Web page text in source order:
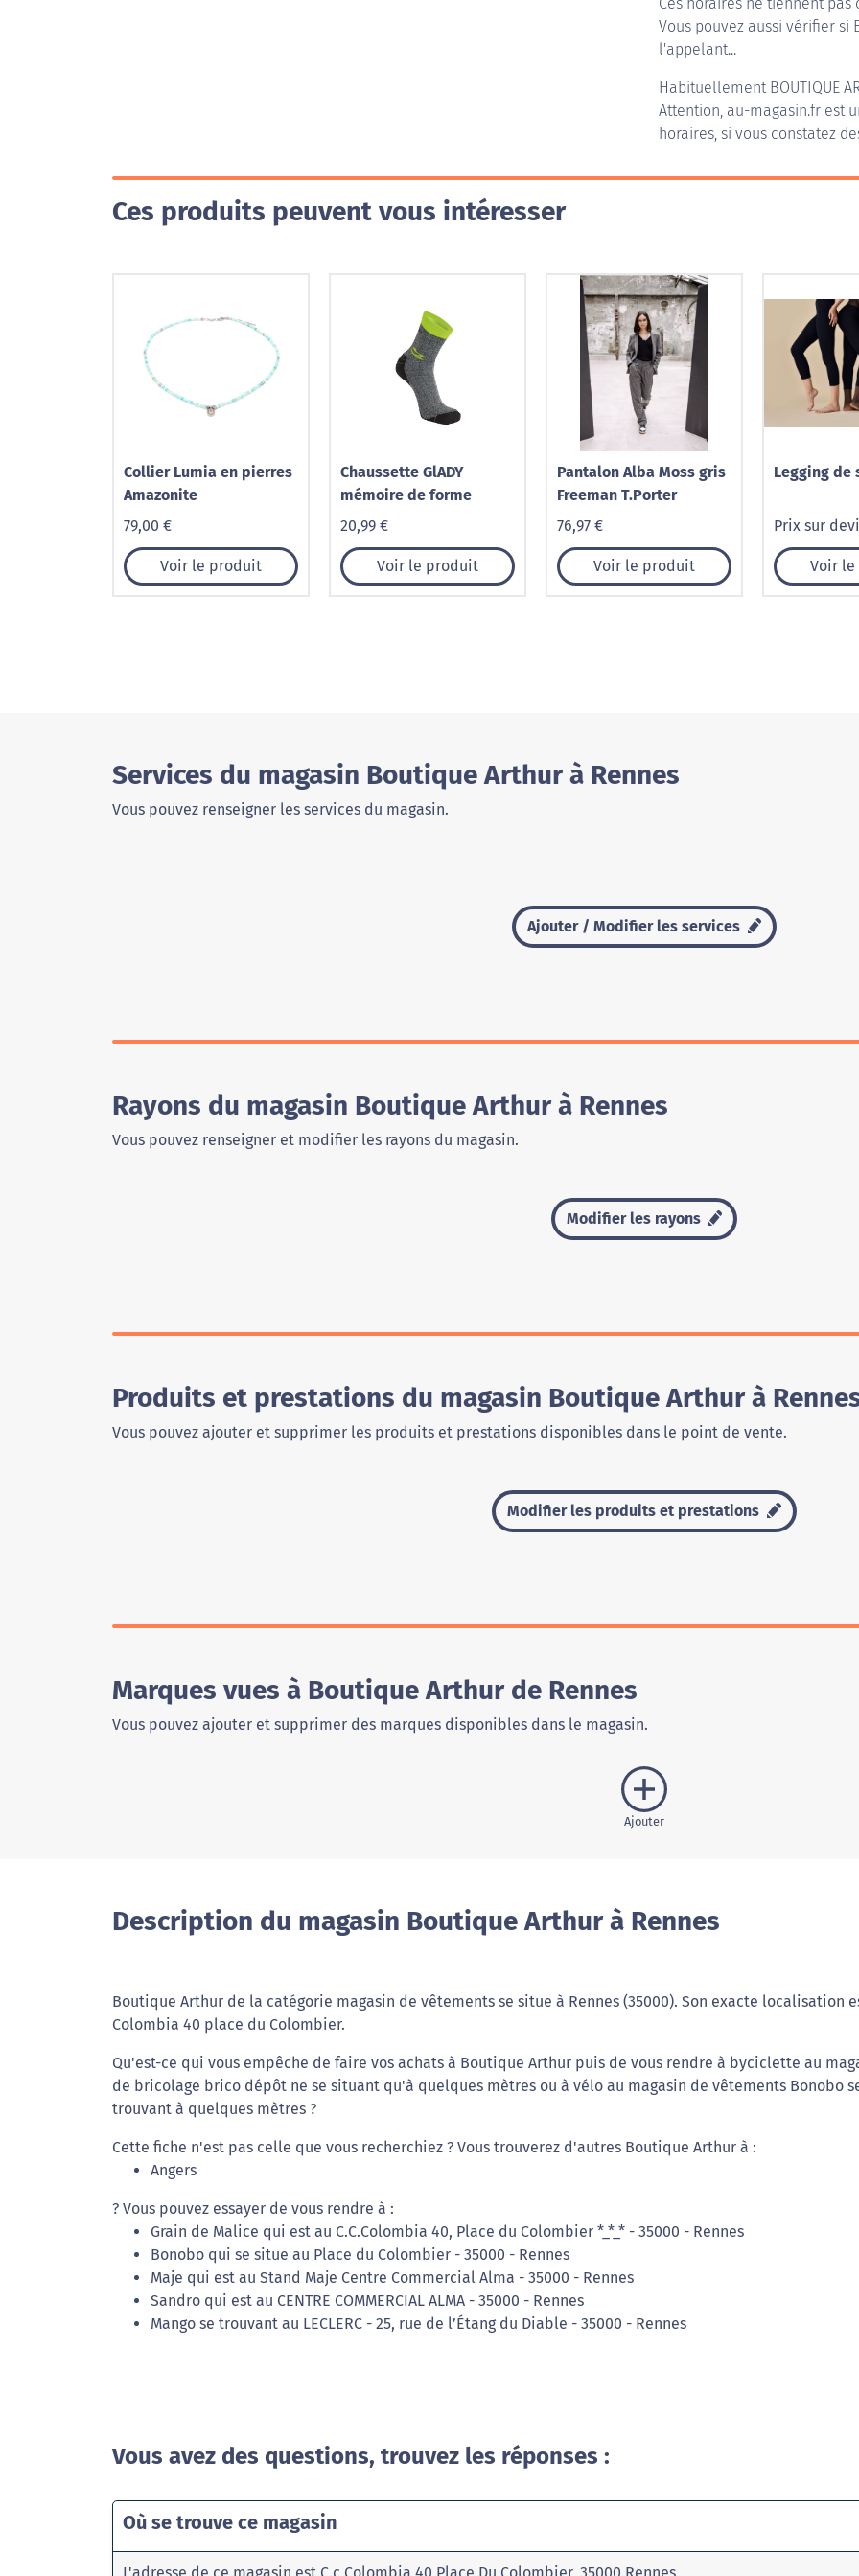
Vous pouvez aussi vérifier
l'appelant...
Habituellement BOUTIQUE
Attention, au-magasin.fr est
horaires, si vous constatez
Ces produits peuvent vous intéresser
Collier Lumia en pierres
Amazonite
79,00 €
Voir le produit
Chaussette GlADY
mémoire de forme
20,99 €
Voir le produit
Pantalon Alba Moss gris
Freeman T.Porter
76,97 €
Voir le produit
Legging de
Prix sur
Voir
Services du magasin Boutique Arthur à Rennes
Vous pouvez renseigner les services du magasin.
Ajouter / Modifier les services
Rayons du magasin Boutique Arthur à Rennes
Vous pouvez renseigner et modifier les rayons du magasin.
Modifier les rayons
Produits et prestations du magasin Boutique Arthur à
Vous pouvez ajouter et supprimer les produits et prestations disponibles dans le point de vente.
Modifier les produits et prestations
Marques vues à Boutique Arthur de Rennes
Vous pouvez ajouter et supprimer des marques disponibles dans le magasin.
Ajouter
Description du magasin Boutique Arthur à Rennes
Boutique Arthur de la catégorie magasin de vêtements se situe à Rennes (35000). Son exacte localisation
Colombia 40 place du Colombier.
Qu'est-ce qui vous empêche de faire vos achats à Boutique Arthur puis de vous rendre à byciclette au
de bricolage brico dépôt ne se situant qu'à quelques mètres ou à vélo au magasin de vêtements Bonobo
trouvant à quelques mètres ?
Cette fiche n'est pas celle que vous recherchiez ? Vous trouverez d'autres Boutique Arthur à :
Angers
? Vous pouvez essayer de vous rendre à :
Grain de Malice qui est au C.C.Colombia 40, Place du Colombier *_*_* - 35000 - Rennes
Bonobo qui se situe au Place du Colombier - 35000 - Rennes
Maje qui est au Stand Maje Centre Commercial Alma - 35000 - Rennes
Sandro qui est au CENTRE COMMERCIAL ALMA - 35000 - Rennes
Mango se trouvant au LECLERC - 25, rue de l’Étang du Diable - 35000 - Rennes
Vous avez des questions, trouvez les réponses :
Où se trouve ce magasin